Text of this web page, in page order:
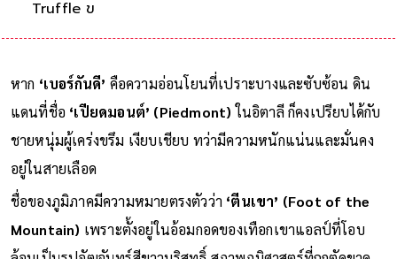
Truffle ขาว และ Moscato คืออีกด้าน
หาก ‘เบอร์กันดี’ คือความอ่อนโยนที่เปราะบางและซับซ้อน ดิน
แดนที่ชื่อ ‘เปียดมอนต์’ (Piedmont)ในอิตาลี ก็คงเปรียบได้กับ
ชายหนุ่มผู้เคร่งขรึม เงียบเชียบ ทว่ามีความหนักแน่นและมั่นคง
อยู่ในสายเลือด
ชื่อของภูมิภาคมีความหมายตรงตัวว่า ‘ตีนเขา’ (Foot of the
Mountain) เพราะตั้งอยู่ในอ้อมกอดของเทือกเขาแอลป์ที่โอบ